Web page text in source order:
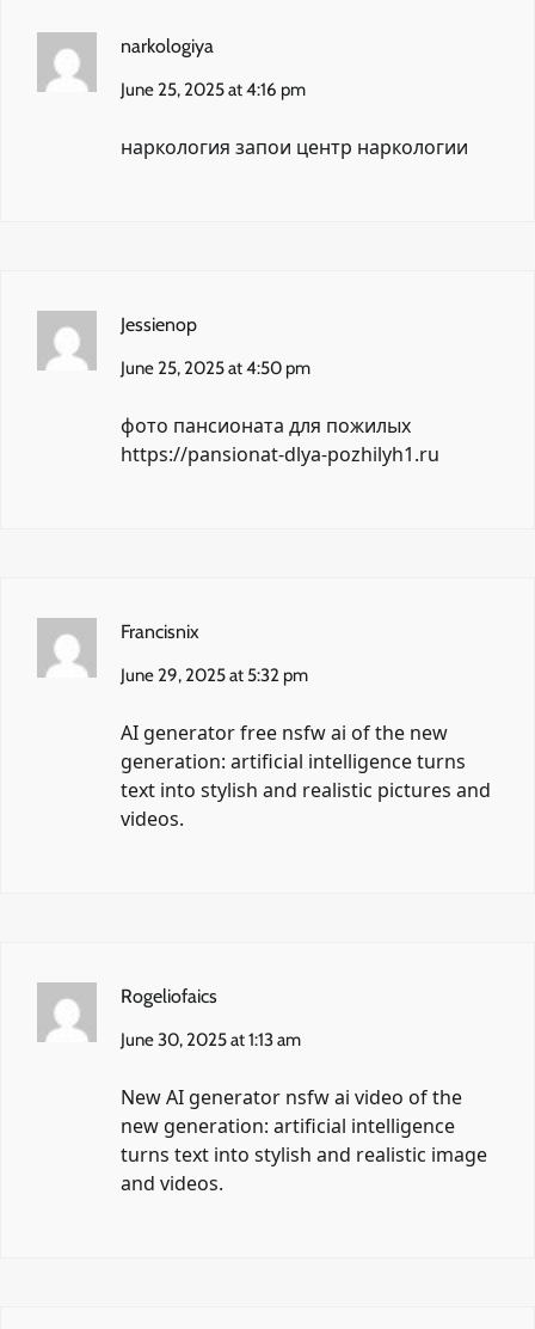
narkologiya
June 25, 2025 at 4:16 pm
наркология запои центр наркологии
Jessienop
June 25, 2025 at 4:50 pm
фото пансионата для пожилых
https://pansionat-dlya-pozhilyh1.ru
Francisnix
June 29, 2025 at 5:32 pm
AI generatorfree nsfw ai of the new
generation: artificial intelligence turns
text into stylish and realistic pictures and
videos.
Rogeliofaics
June 30, 2025 at 1:13 am
New AI generator nsfw ai video of the
new generation: artificial intelligence
turns text into stylish and realistic image
and videos.